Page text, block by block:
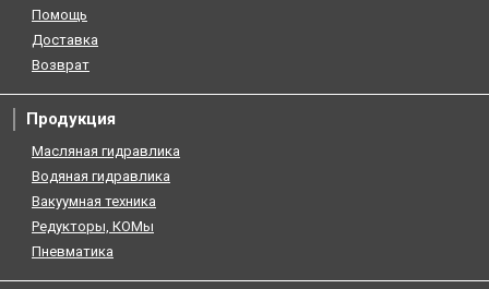
Помощь
Доставка
Возврат
Продукция
Масляная гидравлика
Водяная гидравлика
Вакуумная техника
Редукторы, КОМы
Пневматика